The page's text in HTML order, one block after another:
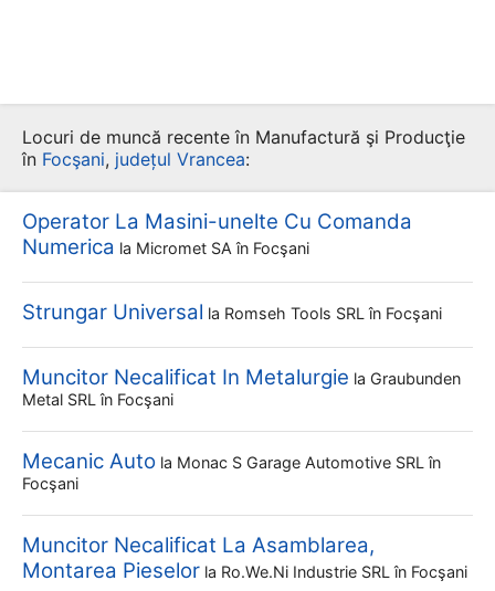
Locuri de muncă recente în Manufactură şi Producţie
în Focşani, județul Vrancea:
Operator La Masini-unelte Cu Comanda
Numerica la Micromet SA în Focşani
Strungar Universal la Romseh Tools SRL în Focşani
Muncitor Necalificat In Metalurgie la Graubunden
Metal SRL în Focşani
Mecanic Auto la Monac S Garage Automotive SRL în
Focşani
Muncitor Necalificat La Asamblarea,
Montarea Pieselor la Ro.we.ni Industrie SRL în Focşani